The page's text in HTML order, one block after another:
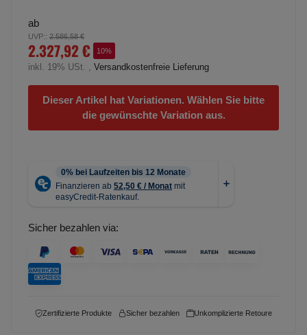
ab
UVP:: 2.586,58 €
2.327,92 € 10%
inkl. 19% USt. , Versandkostenfreie Lieferung
Dieser Artikel hat Variationen. Wählen Sie bitte
die gewünschte Variation aus.
Sicher bezahlen via:
Zertifizierte Produkte Sicher bezahlen Unkomplizierte Retoure